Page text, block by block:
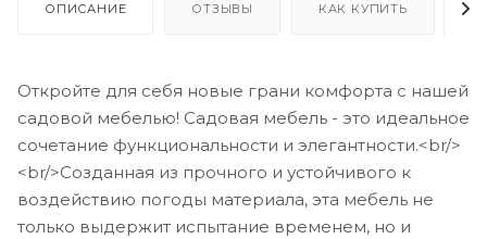
ОПИСАНИЕ ОТЗЫВЫ КАК КУПИТЬ
Откройте для себя новые грани комфорта с нашей
садовой мебелью! Садовая мебель - это идеальное
сочетание функциональности и элегантности.<br/>
<br/>Созданная из прочного и устойчивого к
воздействию погоды материала, эта мебель не
только выдержит испытание временем, но и